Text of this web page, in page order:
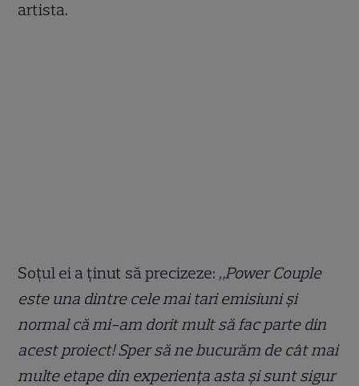
artista.
Soțul ei a ținut să precizeze: „Power Couple
este una dintre cele mai tari emisiuni și
normal că mi-am dorit mult să fac parte din
acest proiect! Sper să ne bucurăm de cât mai
multe etape din experiența asta și sunt sigur